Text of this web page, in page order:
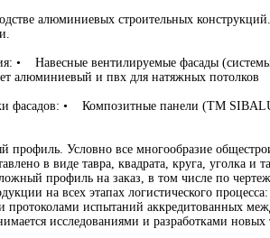
алюминиевых строительных
• Навесные вентилируемые фасады
алюминиевый и пвх для натяжных потолков
фасадов: • Композитные панели (ТМ
профиль. Условно все многообразие
в виде тавра, квадрата, круга, уголка
профиль на заказ, в том числе по
на всех этапах логистического
испытаний аккредитованных
исследованиями и разработками